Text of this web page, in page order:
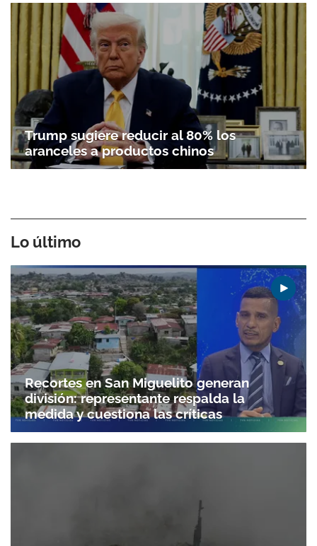
Trump sugiere reducir al 80% los
aranceles a productos chinos
Lo último
Recortes en San Miguelito generan
división: representante respalda la
medida y cuestiona las críticas